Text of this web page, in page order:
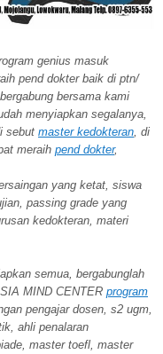
genius masuk
pend dokter baik di ptn/
bersama kami
menyiapkan segalanya,
sebut master kedokteran , di
meraih pend dokter,
yang ketat, siswa
passing grade yang
kedokteran, materi
semua, bergabunglah
MIND CENTER program
pengajar dosen, s2 ugm,
ahli penalaran
master toefl, master